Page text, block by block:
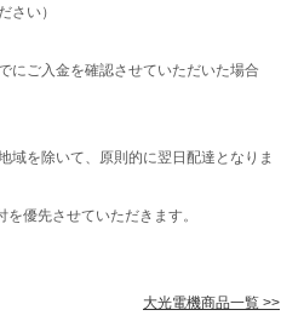
さい）
ご入金を確認させていただいた場合
を除いて、原則的に翌日配達となりま
優先させていただきます。
大光電機商品一覧 >>